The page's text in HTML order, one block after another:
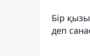
Бір
деп